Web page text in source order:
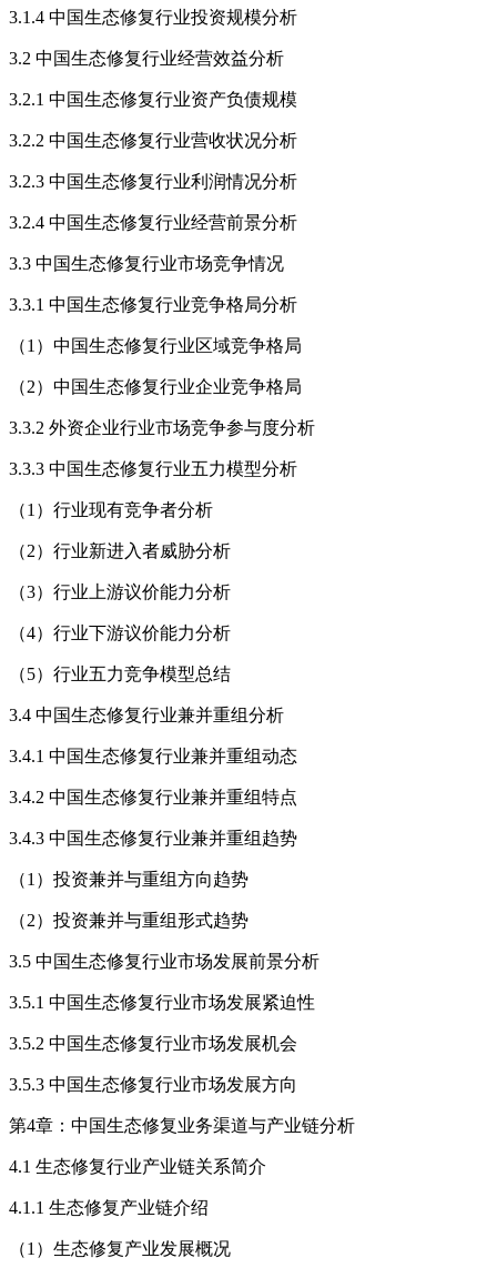
3.1.4 中国生态修复行业投资规模分析
3.2 中国生态修复行业经营效益分析
3.2.1 中国生态修复行业资产负债规模
3.2.2 中国生态修复行业营收状况分析
3.2.3 中国生态修复行业利润情况分析
3.2.4 中国生态修复行业经营前景分析
3.3 中国生态修复行业市场竞争情况
3.3.1 中国生态修复行业竞争格局分析
（1）中国生态修复行业区域竞争格局
（2）中国生态修复行业企业竞争格局
3.3.2 外资企业行业市场竞争参与度分析
3.3.3 中国生态修复行业五力模型分析
（1）行业现有竞争者分析
（2）行业新进入者威胁分析
（3）行业上游议价能力分析
（4）行业下游议价能力分析
（5）行业五力竞争模型总结
3.4 中国生态修复行业兼并重组分析
3.4.1 中国生态修复行业兼并重组动态
3.4.2 中国生态修复行业兼并重组特点
3.4.3 中国生态修复行业兼并重组趋势
（1）投资兼并与重组方向趋势
（2）投资兼并与重组形式趋势
3.5 中国生态修复行业市场发展前景分析
3.5.1 中国生态修复行业市场发展紧迫性
3.5.2 中国生态修复行业市场发展机会
3.5.3 中国生态修复行业市场发展方向
第4章：中国生态修复业务渠道与产业链分析
4.1 生态修复行业产业链关系简介
4.1.1 生态修复产业链介绍
（1）生态修复产业发展概况